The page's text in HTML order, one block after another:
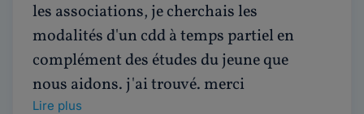
les associations, je cherchais les
modalités d'un cdd à temps partiel en
complément des études du jeune que
nous aidons. j'ai trouvé. merci
Lire plus